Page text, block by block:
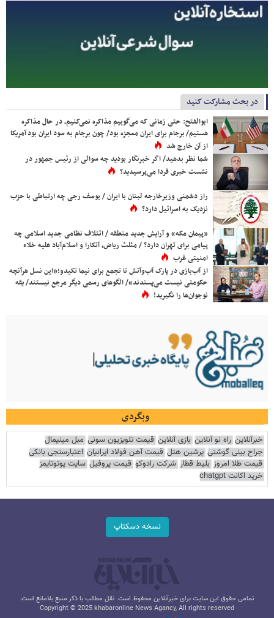
در بحث مشارکت کنید
ابوالفتح: حتی زمانی که می‌گوییم مذاکره نمی‌کنیم، در حال مذاکره
هستیم/ برجام برای ایران معجزه بود/ چون برجام به سود ایران بود آمریکا
از آن خارج شد
شما نظر بدهید/ اگر خبرنگار بودید چه سوالی از رئیس جمهور در
نشست خبری فردا می‌پرسیدید؟
راز دشمنی وزیرخارجه لبنان با ایران / یوسف رجی چه ارتباطی با حزب
نزدیک به اسرائیل دارد؟
«پیمان مکه» و آرایش جدید منطقه / ائتلاف نظامی جدید اسلامی چه
پیامی برای تهران دارد؟ / مثلث ریاض، آنکارا و اسلام‌آباد علیه خلاء
امنیتی غرب
از آب‌بازی در پارک آب‌وآتش تا تجمع برای نیما تکیدو؛«این نسل هرآنچه
حکومتی نیست می‌پسندند»/ الگوهای رسمی دیگر مرجع نیستند/ یقه
نوجوان‌ها را نگیرید!
وبگردی
خبرآنلاین راه نو آنلاین بازی آنلاین قیمت تلویزیون سونی مبل مینیمال
جراح بینی گوشتی پرشین هتل قیمت آهن فولاد ایرانیان اعتبارسنجی بانکی
قیمت طلا امروز بلیط قطار شرکت رادوکو قیمت پروفیل سایت یوتوتایمز
خرید اکانت chatgpt
نسخه دسکتاپ
تمامی حقوق این سایت برای خبرآنلاین محفوظ است. نقل مطالب با ذکر منبع بلامانع است.
Copyright © 2025 khabaronline News Agancy, All rights reserved